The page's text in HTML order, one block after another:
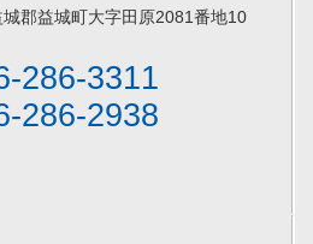
郡益城町大字田原2081番地10
286-3311
286-2938